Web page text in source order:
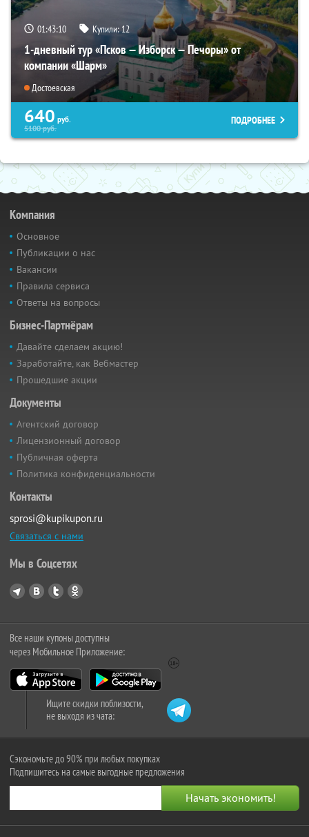
01:43:08 Купили:12
1-дневный тур «Псков — Изборск — Печоры» от
компании «Шарм»
Достоевская
640 руб.
5100руб.
ПОДРОБНЕЕ
Компания
Основное
Публикации о нас
Вакансии
Правила сервиса
Ответы на вопросы
Бизнес-Партнёрам
Давайте сделаем акцию!
Заработайте, как Вебмастер
Прошедшие акции
Документы
Агентский договор
Лицензионный договор
Публичная оферта
Политика конфиденциальности
Контакты
sprosi@kupikupon.ru
Связаться с нами
Мы в Соцсетях
Все наши купоны доступны
через Мобильное Приложение:
Ищите скидки поблизости,
не выходя из чата:
Сэкономьте до 90% при любых покупках
Подпишитесь на самые выгодные предложения